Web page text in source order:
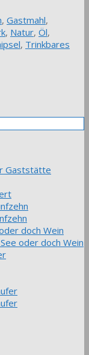
, Gastmahl,
, Natur, Öl,
, Trinkbares
Gaststätte
doch Wein
oder doch Wein